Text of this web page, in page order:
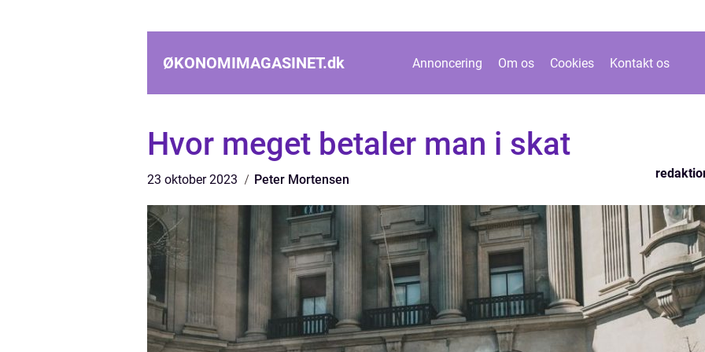
ØKONOMIMAGASINET.dk Annoncering Om os Cookies Kontakt os
Hvor meget betaler man i skat
23 oktober 2023 Peter Mortensen